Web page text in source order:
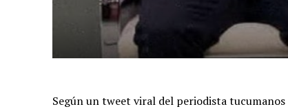
Según un tweet viral del periodista tucumanos